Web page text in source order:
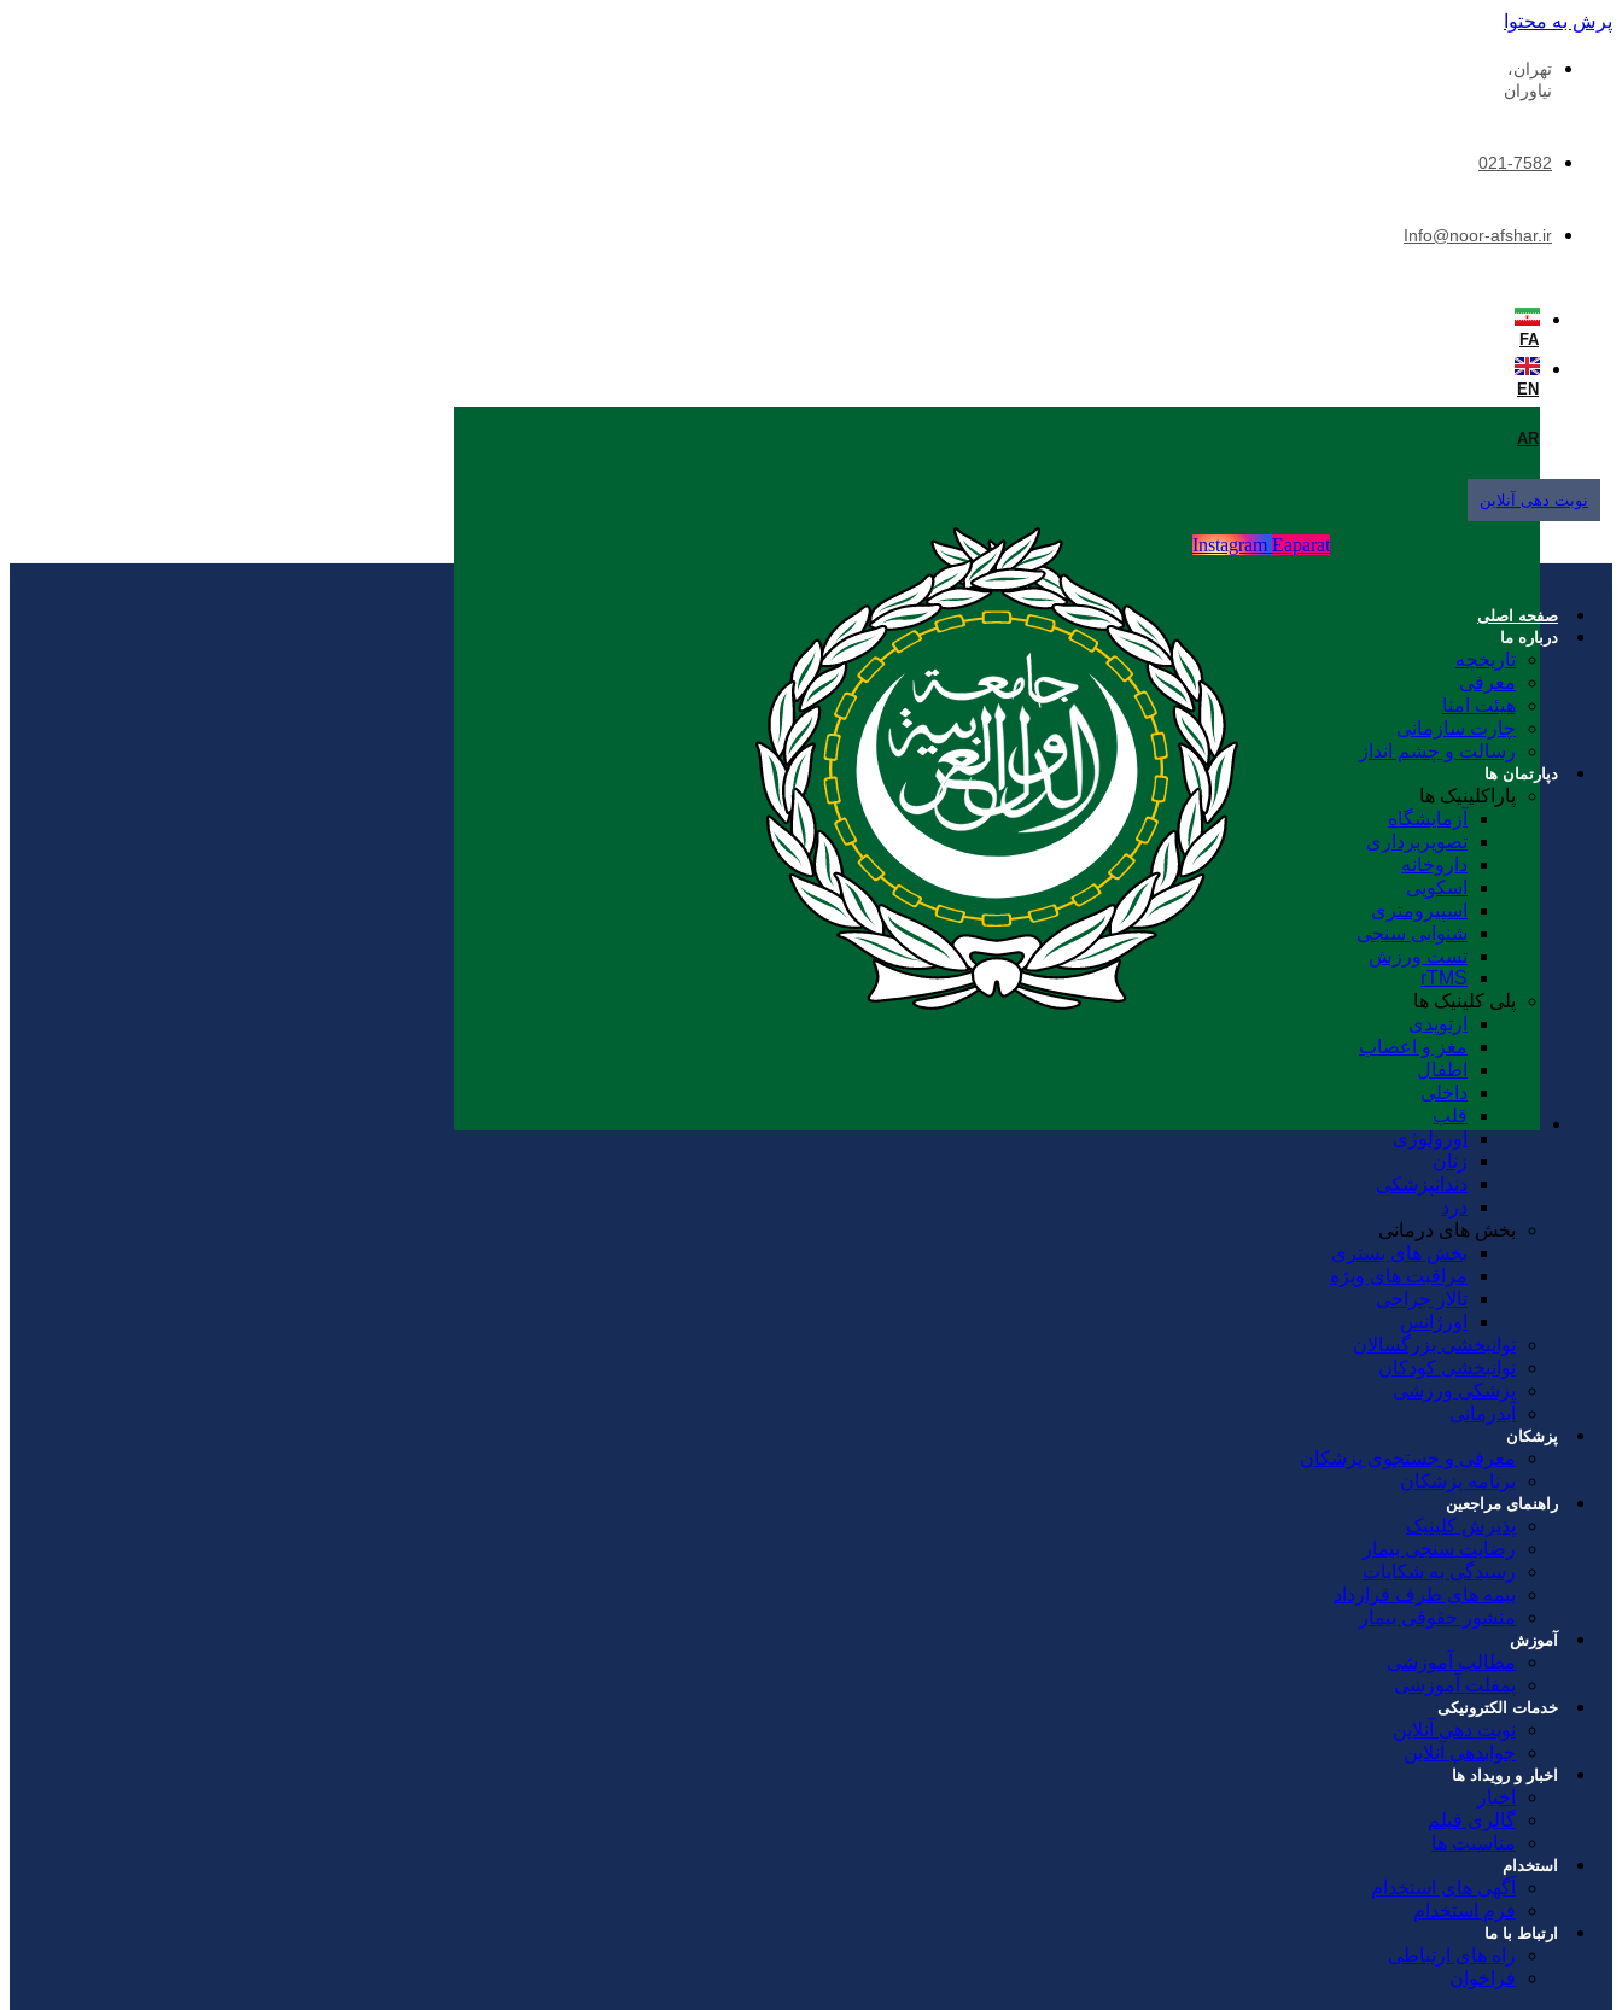
پرش به محتوا
تهران،
نیاوران
021-7582
Info@noor-afshar.ir
FA
EN
AR
نوبت دهی آنلاین
Instagram Eaparat
صفحه اصلی
درباره ما
تاریخچه
معرفی
هیئت امنا
چارت سازمانی
رسالت و چشم انداز
دپارتمان ها
پاراکلینیک ها
آزمایشگاه
تصویربرداری
داروخانه
اسکوپی
اسپیرومتری
شنوایی سنجی
تست ورزش
rTMS
پلی کلینیک ها
ارتوپدی
مغز و اعصاب
اطفال
داخلی
قلب
اورولوژی
زنان
دندانپزشکی
درد
بخش های درمانی
بخش های بستری
مراقبت های ویژه
تالار جراحی
اورژانس
توانبخشی بزرگسالان
توانبخشی کودکان
پزشکی ورزشی
آبدرمانی
پزشکان
معرفی و جستجوی پزشکان
برنامه پزشکان
راهنمای مراجعین
پذیرش کلینیک
رضایت سنجی بیمار
رسیدگی به شکایات
بیمه های طرف قرارداد
منشور حقوقی بیمار
آموزش
مطالب آموزشی
پمفلت آموزشی
خدمات الکترونیکی
نوبت دهی آنلاین
جوابدهي آنلاين
اخبار و رویداد ها
اخبار
گالری فیلم
مناسبت ها
استخدام
آگهی های استخدام
فرم استخدام
ارتباط با ما
راه های ارتباطی
فراخوان